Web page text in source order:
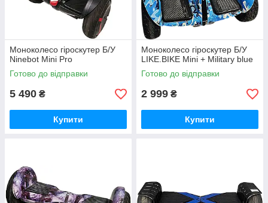
Моноколесо гіроскутер Б/У
Ninebot Mini Pro
Готово до відправки
5 490 ₴
Купити
Моноколесо гіроскутер Б/У
LIKE.BIKE Mini + Military blue
Готово до відправки
2 999 ₴
Купити